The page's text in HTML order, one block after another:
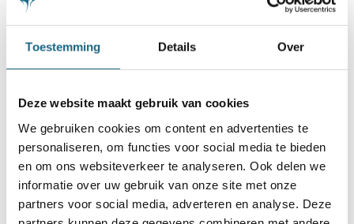
Toestemming Details Over
Deze website maakt gebruik van cookies
We gebruiken cookies om content en advertenties te
personaliseren, om functies voor social media te bieden
en om ons websiteverkeer te analyseren. Ook delen we
informatie over uw gebruik van onze site met onze
partners voor social media, adverteren en analyse. Deze